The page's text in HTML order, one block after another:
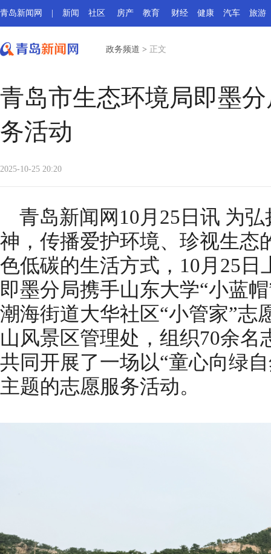
青岛新闻网 新闻 社区 房产 教育 财经 健康 汽车 旅游
政务频道 > 正文
青岛市生态环境局即墨
务活动
2025-10-25 20:20
青岛新闻网10月25日讯 为
神，传播爱护环境、珍视生态
色低碳的生活方式，10月25
即墨分局携手山东大学“小蓝
潮海街道大华社区“小管家”志
山风景区管理处，组织70余名
共同开展了一场以“童心向绿
主题的志愿服务活动。